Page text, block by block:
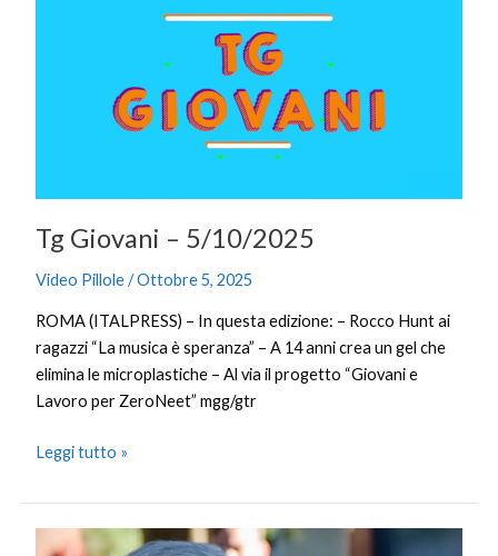
Tg Giovani – 5/10/2025
Video Pillole/Ottobre 5, 2025
ROMA (ITALPRESS) – In questa edizione: – Rocco Hunt ai
ragazzi “La musica è speranza” – A 14 anni crea un gel che
elimina le microplastiche – Al via il progetto “Giovani e
Lavoro per ZeroNeet” mgg/gtr
Leggi tutto »
Tajani